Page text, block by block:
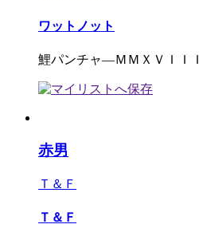
ワットノット
鯉パンチャ―ＭＭＸＶＩＩＩ
赤男
Ｔ＆Ｆ
Ｔ＆Ｆ